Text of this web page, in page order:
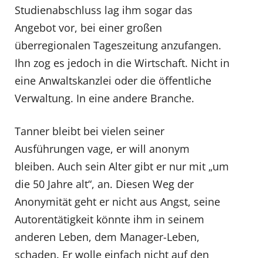
Studienabschluss lag ihm sogar das
Angebot vor, bei einer großen
überregionalen Tageszeitung anzufangen.
Ihn zog es jedoch in die Wirtschaft. Nicht in
eine Anwaltskanzlei oder die öffentliche
Verwaltung. In eine andere Branche.
Tanner bleibt bei vielen seiner
Ausführungen vage, er will anonym
bleiben. Auch sein Alter gibt er nur mit „um
die 50 Jahre alt“, an. Diesen Weg der
Anonymität geht er nicht aus Angst, seine
Autorentätigkeit könnte ihm in seinem
anderen Leben, dem Manager-Leben,
schaden. Er wolle einfach nicht auf den